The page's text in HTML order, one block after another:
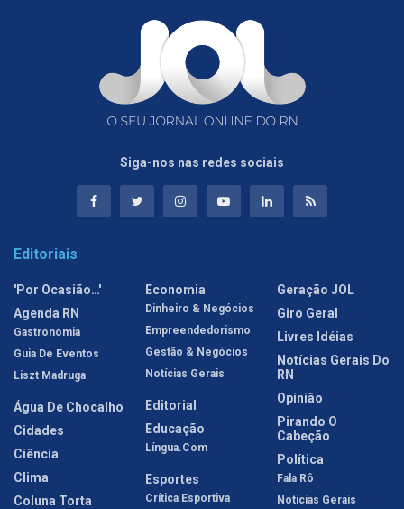
Siga-nos nas redes sociais
Editoriais
'Por Ocasião…'
Agenda RN
Gastronomia
Guia De Eventos
Liszt Madruga
Água De Chocalho
Cidades
Ciência
Clima
Coluna Torta
Economia
Dinheiro & Negócios
Empreendedorismo
Gestão & Negócios
Notícias Gerais
Editorial
Educação
Língua.com
Esportes
Crítica Esportiva
Geração JOL
Giro Geral
Livres Idéias
Notícias Gerais Do
RN
Opinião
Pirando O
Cabeção
Política
Fala Rô
Notícias Gerais